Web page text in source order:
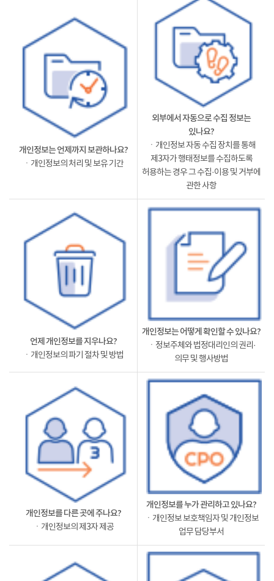
개인정보는 언제까지 보관하나요?
ㆍ개인정보의 처리 및 보유 기간
외부에서 자동으로 수집 정보는
있나요?
ㆍ개인정보 자동 수집 장치를 통해
제3자가 행태정보를 수집하도록
허용하는 경우 그 수집·이용 및 거부에
관한 사항
언제 개인정보를 지우나요?
ㆍ개인정보의 파기 절차 및 방법
개인정보는 어떻게 확인할 수 있나요?
ㆍ정보주체와 법정대리인의 권리·
의무 및 행사방법
개인정보를 다른 곳에 주나요?
ㆍ개인정보의 제3자 제공
개인정보를 누가 관리하고 있나요?
ㆍ개인정보 보호책임자 및 개인정보
업무 담당부서